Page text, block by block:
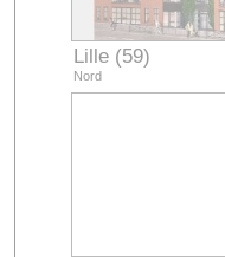
Lille (59)
Nord